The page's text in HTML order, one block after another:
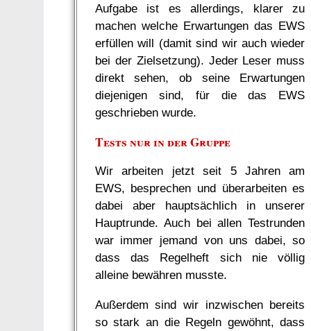
Aufgabe ist es allerdings, klarer zu
machen welche Erwartungen das EWS
erfüllen will (damit sind wir auch wieder
bei der Zielsetzung). Jeder Leser muss
direkt sehen, ob seine Erwartungen
diejenigen sind, für die das EWS
geschrieben wurde.
Tests nur in der Gruppe
Wir arbeiten jetzt seit 5 Jahren am
EWS, besprechen und überarbeiten es
dabei aber hauptsächlich in unserer
Hauptrunde. Auch bei allen Testrunden
war immer jemand von uns dabei, so
dass das Regelheft sich nie völlig
alleine bewähren musste.
Außerdem sind wir inzwischen bereits
so stark an die Regeln gewöhnt, dass